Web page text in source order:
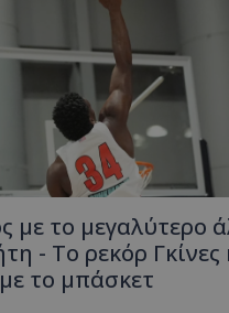
με το μεγαλύτερο
- Το ρεκόρ Γκίνες
το μπάσκετ